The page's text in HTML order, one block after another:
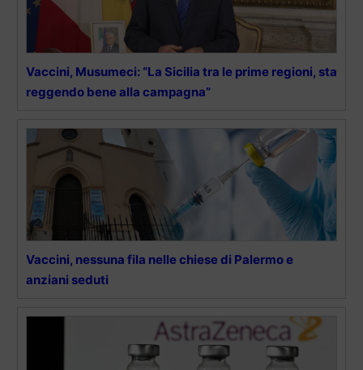
Vaccini, Musumeci: “La Sicilia tra le prime regioni, sta
reggendo bene alla campagna”
Vaccini, nessuna fila nelle chiese di Palermo e
anziani seduti